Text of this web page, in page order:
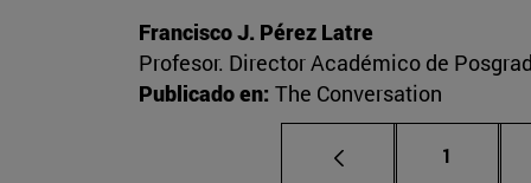
Francisco J. Pérez Latre
Profesor. Director Académico de
Publicado en: The Conversation
Página
1